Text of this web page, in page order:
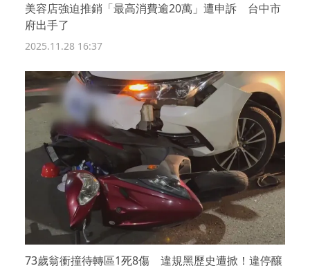
美容店強迫推銷「最高消費逾20萬」遭申訴 台中市
府出手了
2025.11.28 16:37
73歲翁衝撞待轉區1死8傷 違規黑歷史遭掀！違停釀